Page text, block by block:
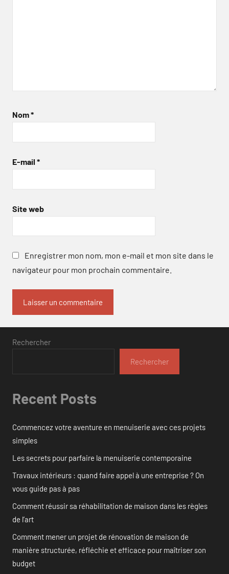
Nom*
E-mail *
Site web
Enregistrer mon nom, mon e-mail et mon site dans le
navigateur pour mon prochain commentaire.
Rechercher
Rechercher
Recent Posts
Commencez votre aventure en menuiserie avec ces projets
simples
Les secrets pour parfaire la menuiserie contemporaine
Travaux intérieurs : quand faire appel à une entreprise ? On
vous guide pas à pas
Comment réussir sa réhabilitation de maison dans les règles
de l’art
Comment mener un projet de rénovation de maison de
manière structurée, réfléchie et efficace pour maîtriser son
budget